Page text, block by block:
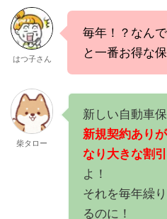
はつ子さん
毎年！？なん
と一番お得な
柴タロー
新しい自動車
新規契約あり
なり大きな割
よ！
それを毎年繰
るのに！